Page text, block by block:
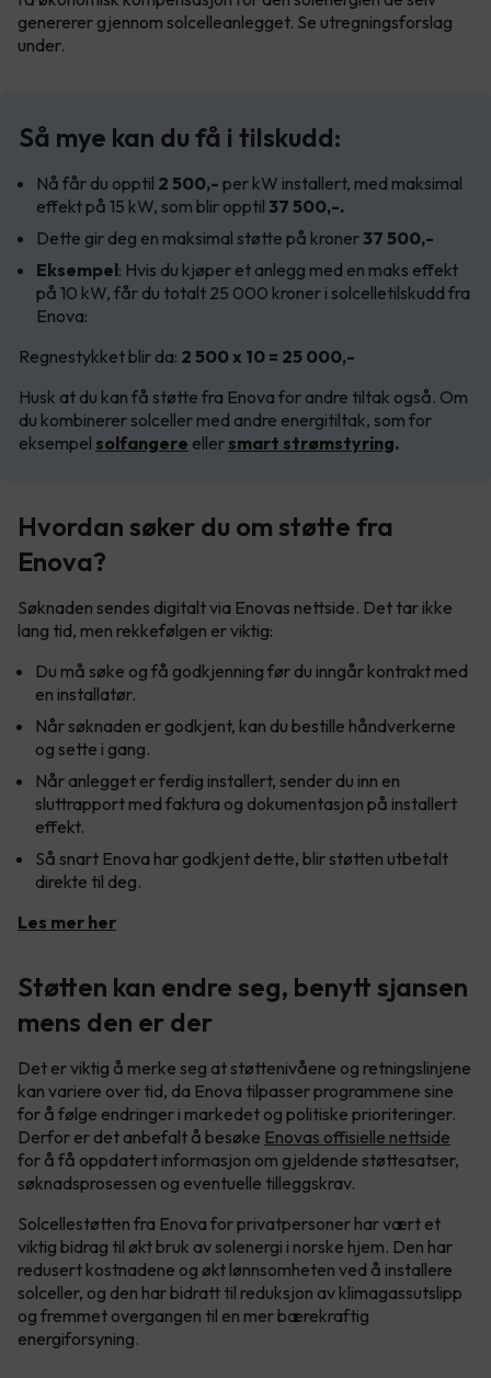
genererer gjennom solcelleanlegget. Se utregningsforslag
under.
Så mye kan du få i tilskudd:
Nå får du opptil 2 500,- per kW installert, med maksimal
effekt på 15 kW, som blir opptil 37 500,-.
Dette gir deg en maksimal støtte på kroner37 500,-
Eksempel: Hvis du kjøper et anlegg med en maks effekt
på 10 kW, får du totalt 25 000 kroner i solcelletilskudd fra
Enova:
Regnestykket blir da: 2 500 x 10 = 25 000,-
Husk at du kan få støtte fra Enova for andre tiltak også. Om
du kombinerer solceller med andre energitiltak, som for
eksempel solfangere eller smart strømstyring.
Hvordan søker du om støtte fra
Enova?
Søknaden sendes digitalt via Enovas nettside. Det tar ikke
lang tid, men rekkefølgen er viktig:
Du må søke og få godkjenning før du inngår kontrakt med
en installatør.
Når søknaden er godkjent, kan du bestille håndverkerne
og sette i gang.
Når anlegget er ferdig installert, sender du inn en
sluttrapport med faktura og dokumentasjon på installert
effekt.
Så snart Enova har godkjent dette, blir støtten utbetalt
direkte til deg.
Les mer her
Støtten kan endre seg, benytt sjansen
mens den er der
Det er viktig å merke seg at støttenivåene og retningslinjene
kan variere over tid, da Enova tilpasser programmene sine
for å følge endringer i markedet og politiske prioriteringer.
Derfor er det anbefalt å besøke Enovas offisielle nettside
for å få oppdatert informasjon om gjeldende støttesatser,
søknadsprosessen og eventuelle tilleggskrav.
Solcellestøtten fra Enova for privatpersoner har vært et
viktig bidrag til økt bruk av solenergi i norske hjem. Den har
redusert kostnadene og økt lønnsomheten ved å installere
solceller, og den har bidratt til reduksjon av klimagassutslipp
og fremmet overgangen til en mer bærekraftig
energiforsyning.